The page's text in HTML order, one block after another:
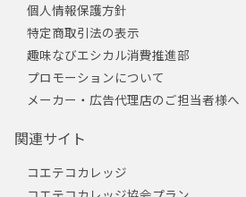
個人情報保護方針
特定商取引法の表示
趣味なびエシカル消費推進部
プロモーションについて
メーカー・広告代理店のご担当者様へ
関連サイト
コエテコカレッジ